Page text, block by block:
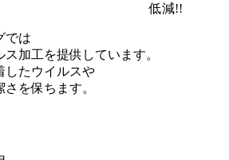
低減!!
では
加工を提供しています。
したウイルスや
を保ちます。